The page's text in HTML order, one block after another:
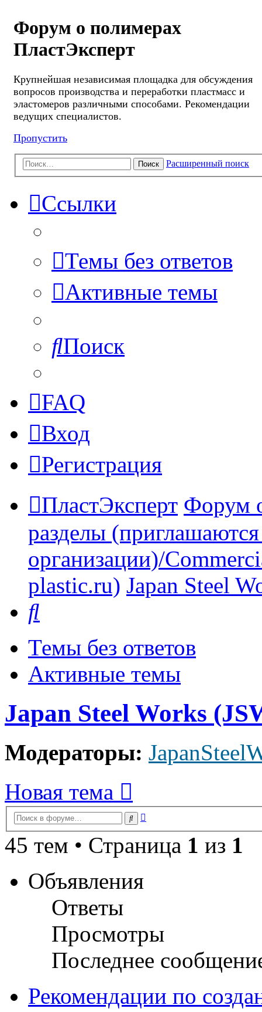
Форум о полимерах
ПластЭксперт
Крупнейшая независимая площадка для обсуждения
вопросов производства и переработки пластмасс и
эластомеров различными способами. Рекомендации
ведущих специалистов.
Пропустить
Поиск Расширенный поиск
Ссылки
Темы без ответов
Активные темы
Поиск
FAQ
Вход
Регистрация
ПластЭксперт Форум
разделы
организации)/
plastic.ru) Japan Steel
Темы без ответов
Активные темы
Japan Steel Works
Модераторы:
Новая тема
Поиск
45 тем • Страница 1 из 1
Объявления
Ответы
Просмотры
Последнее
Рекомендации по